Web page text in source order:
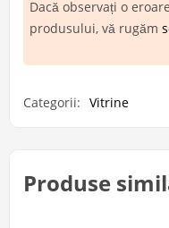
Dacă observați o
produsului, vă rugăm
Categorii: Vitrine
Produse